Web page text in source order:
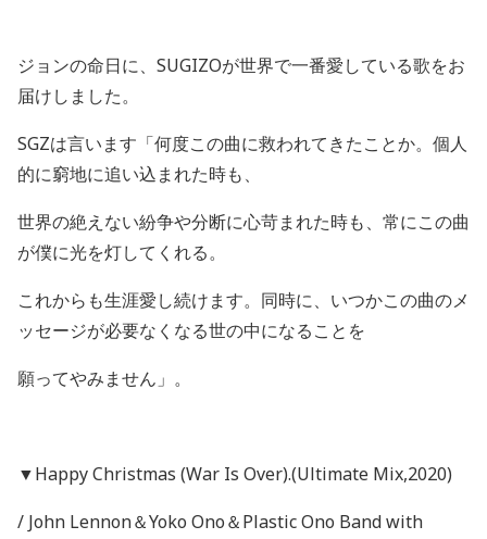
ジョンの命日に、 SUGIZOが世界で一番愛している歌をお
届けしました。
SGZは言います「何度この曲に救われてきたことか。個人
的に窮地に追い込まれた時も、
世界の絶えない紛争や分断に心苛まれた時も、常にこの曲
が僕に光を灯してくれる。
これからも生涯愛し続けます。同時に、いつかこの曲のメ
ッセージが必要なくなる世の中になることを
願ってやみません」。
▼Happy Christmas (War Is Over).(Ultimate Mix,2020)
/ John Lennon＆Yoko Ono＆Plastic Ono Band with